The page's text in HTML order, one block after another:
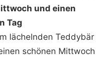
und einen
Tag
lächelnden Teddybär
schönen Mittwoch